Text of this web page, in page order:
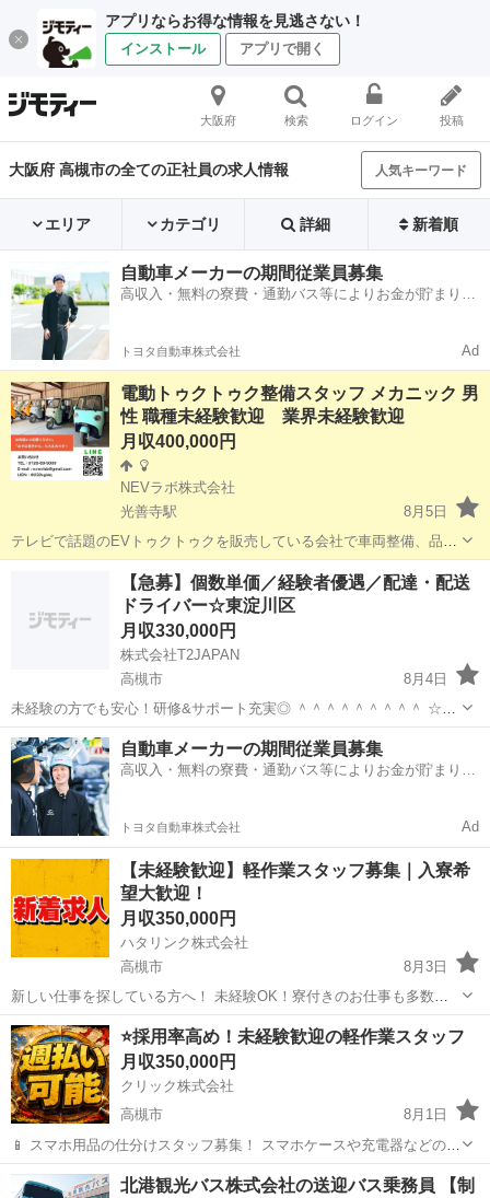
アプリならお得な情報を見逃さない！
インストール アプリで開く
大阪府 検索 ログイン 投稿
大阪府 高槻市の全ての正社員の求人情報 人気キーワード
エリア カテゴリ 詳細 新着順
自動車メーカーの期間従業員募集
高収入・無料の寮費・通勤バス等によりお金が貯まりや
トヨタ自動車株式会社 Ad
電動トゥクトゥク整備スタッフ メカニック 男
性 職種未経験歓迎 業界未経験歓迎
月収400,000円
NEVラボ株式会社
光善寺駅
8月5日
テレビで話題のEVトゥクトゥクを販売している会社で車両整備、品質
管理のお仕事です。 今から成長する業界でチャレンジしてみません
が好き、トゥクトゥ...
光善寺駅 その他 未経験
【急募】個数単価／経験者優遇／配達・配送
ドライバー☆東淀川区
月収330,000円
株式会社T2JAPAN
高槻市
8月4日
未経験の方でも安心！研修&サポート充実◎ ＾＾＾＾＾＾＾＾＾ ☆こ
の求人のおすすめポイント☆ ＾＾＾＾＾＾＾＾＾ ◆面接一回&履歴書
不要 ◆業界最安値車両リース貸し有り‼︎リース貸しのみもok‼️お気軽に
ご相談くだ...
大阪 高槻市 ドライバー 未経験
自動車メーカーの期間従業員募集
高収入・無料の寮費・通勤バス等によりお金が貯まりや
トヨタ自動車株式会社 Ad
【未経験歓迎】軽作業スタッフ募集｜入寮希
望大歓迎！
月収350,000円
ハタリンク株式会社
高槻市
8月3日
新しい仕事を探している方へ！ 未経験OK！寮付きのお仕事も多数！
日払い・週払いも相談可能！ 「すぐ働きたい」 「住む場所も一緒に探
したい」 「今より収入を増やしたい」 そんな方におすすめのお仕事を
ご...
大阪 高槻市 工場 未経験
⭐採用率高め！未経験歓迎の軽作業スタッフ
月収350,000円
クリック株式会社
高槻市
8月1日
📱 スマホ用品の仕分けスタッフ募集！ スマホケースや充電器などの仕
分け・検品を行うシンプルなお仕事です♪
━━━━━━━━━━━━━━━━ 📲 ご応募はこちら（24時間受付
大阪 高槻市 その他
北港観光バス株式会社の送迎バス乗務員 【制